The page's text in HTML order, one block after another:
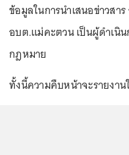
ข้อมูลในการนำเสนอข่าวสา
อบต.แม่คะตวน เป็นผู้ดำเนิ
กฎหมาย
ทั้งนี้ความคืบหน้าจะรายงา